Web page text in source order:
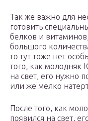
Так же важно для
готовить
белков и
большого
то тут тоже нет
того, как молодняк
на свет, его нужно
или же мелко
После того, как
появился на свет,